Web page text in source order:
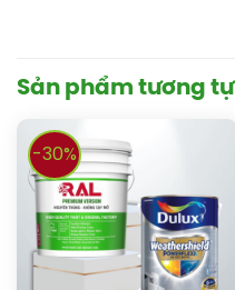
Sản phẩm tương tự
-30%